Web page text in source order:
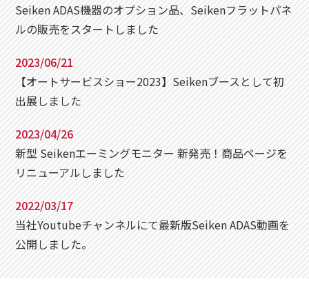
Seiken ADAS機器のオプション品、Seikenフラットパネ
ルの販売をスタートしました
2023/06/21
【オートサービスショー2023】Seikenブースとして初
出展しました
2023/04/26
新型 Seikenエーミングモニター 新発売！商品ページを
リニューアルしました
2022/03/17
当社Youtubeチャンネルにて最新版Seiken ADAS動画を
公開しました。